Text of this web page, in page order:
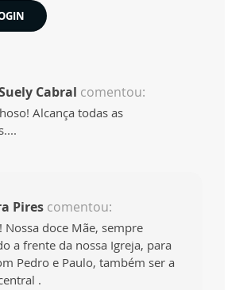
Cabral comentou:
Alcança todas as
Pires comentou:
Nossa doce Mãe, sempre
a frente da nossa Igreja, para
Pedro e Paulo, também ser a
.